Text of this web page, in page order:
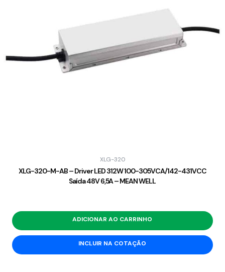
XLG-320
XLG-320-M-AB – Driver LED 312W 100-305VCA/142-431VCC
Saída 48V 6,5A – MEAN WELL
ADICIONAR AO CARRINHO
INCLUIR NA COTAÇÃO